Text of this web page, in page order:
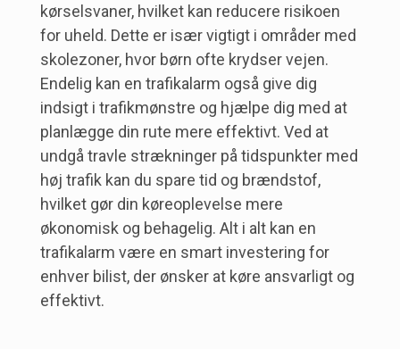
kørselsvaner, hvilket kan reducere risikoen
for uheld. Dette er især vigtigt i områder med
skolezoner, hvor børn ofte krydser vejen.
Endelig kan en trafikalarm også give dig
indsigt i trafikmønstre og hjælpe dig med at
planlægge din rute mere effektivt. Ved at
undgå travle strækninger på tidspunkter med
høj trafik kan du spare tid og brændstof,
hvilket gør din køreoplevelse mere
økonomisk og behagelig. Alt i alt kan en
trafikalarm være en smart investering for
enhver bilist, der ønsker at køre ansvarligt og
effektivt.